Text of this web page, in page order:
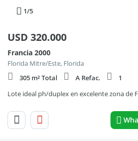
1/5
USD 320.000
Francia 2000
Florida Mitre/Este, Florida
305 m² Total
A Refac.
1
Lote ideal ph/duplex en excelente zona de